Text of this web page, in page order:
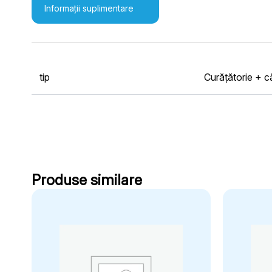
Informații suplimentare
tip Curățătorie +
Produse similare